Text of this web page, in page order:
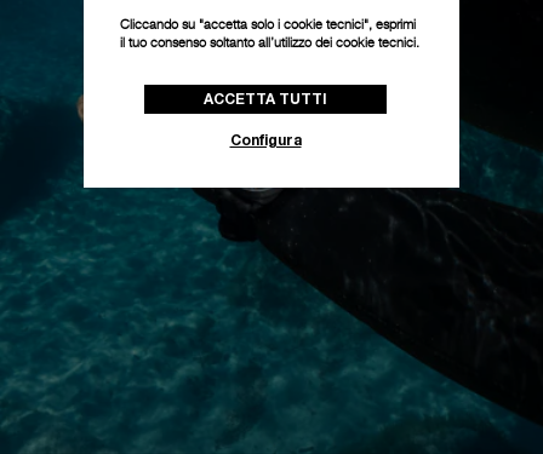
Cliccando su "accetta solo i cookie tecnici", esprimi
il tuo consenso soltanto all’utilizzo dei cookie tecnici.
ACCETTA TUTTI
Configura